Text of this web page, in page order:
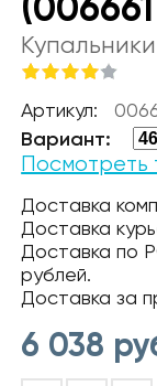
Артикул:
Вариант:
Посмотреть
Доставка
Доставка
Доставка по
рублей.
Доставка за
6 038